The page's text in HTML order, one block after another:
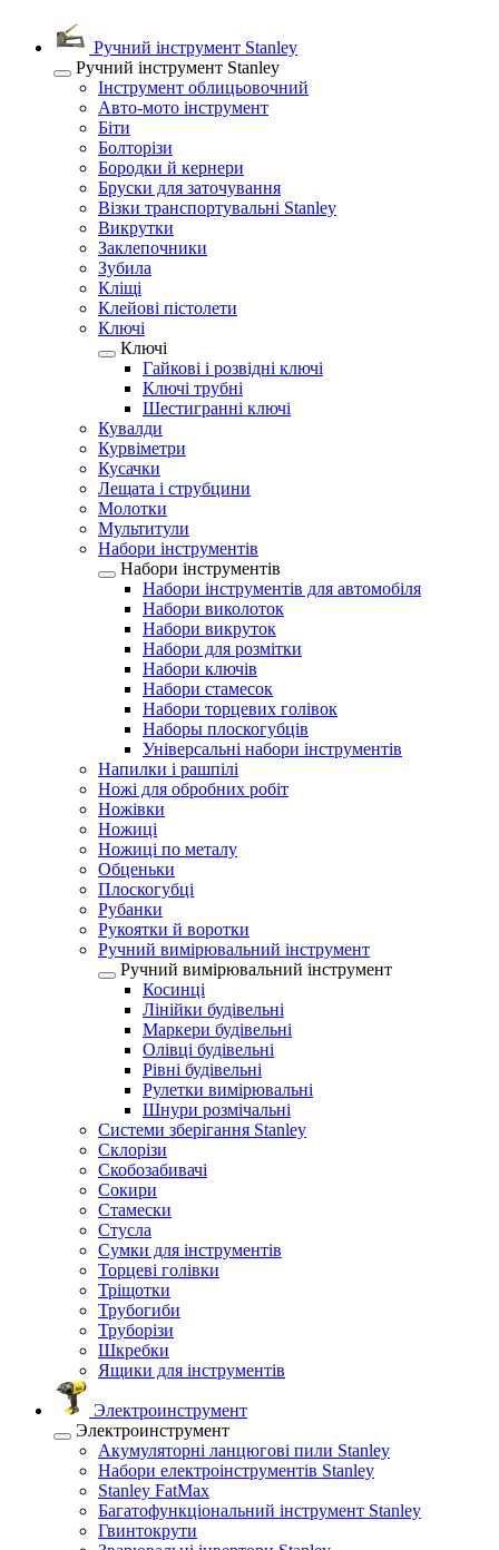
Ручний інструмент Stanley
Ручний інструмент Stanley
Інструмент облицьовочний
Авто-мото інструмент
Біти
Болторізи
Бородки й кернери
Бруски для заточування
Візки транспортувальні Stanley
Викрутки
Заклепочники
Зубила
Кліщі
Клейові пістолети
Ключі
Ключі
Гайкові і розвідні ключі
Ключі трубні
Шестигранні ключі
Кувалди
Курвіметри
Кусачки
Лещата і струбцини
Молотки
Мультитули
Набори інструментів
Набори інструментів
Набори інструментів для автомобіля
Набори виколоток
Набори викруток
Набори для розмітки
Набори ключів
Набори стамесок
Набори торцевих голівок
Наборы плоскогубців
Універсальні набори інструментів
Напилки і рашпілі
Ножі для обробних робіт
Ножівки
Ножиці
Ножиці по металу
Обценьки
Плоскогубці
Рубанки
Рукоятки й воротки
Ручний вимірювальний інструмент
Ручний вимірювальний інструмент
Косинці
Лінійки будівельні
Маркери будівельні
Олівці будівельні
Рівні будівельні
Рулетки вимірювальні
Шнури розмічальні
Системи зберігання Stanley
Склорізи
Скобозабивачі
Сокири
Стамески
Стусла
Сумки для інструментів
Торцеві голівки
Тріщотки
Трубогиби
Труборізи
Шкребки
Ящики для інструментів
Электроинструмент
Электроинструмент
Акумуляторні ланцюгові пили Stanley
Набори електроінструментів Stanley
Stanley FatMax
Багатофункціональний інструмент Stanley
Гвинтокрути